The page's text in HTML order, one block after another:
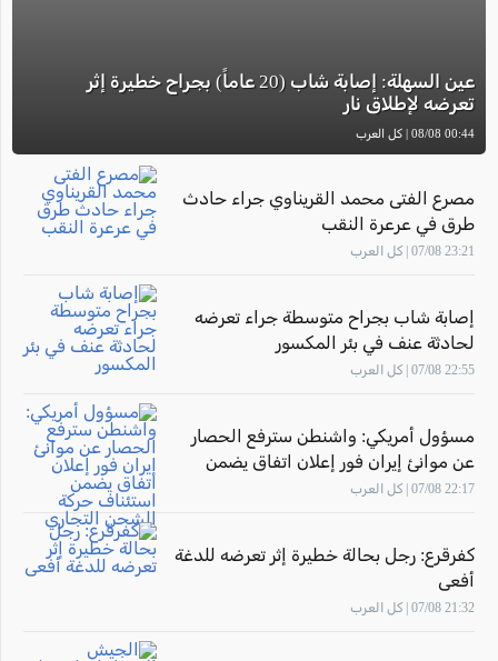
عين السهلة: إصابة شاب (20 عاماً) بجراح خطيرة إثر
تعرضه لإطلاق نار
00:44 08/08 | كل العرب
مصرع الفتى محمد القريناوي جراء حادث
طرق في عرعرة النقب
23:21 07/08 | كل العرب
إصابة شاب بجراح متوسطة جراء تعرضه
لحادثة عنف في بئر المكسور
22:55 07/08 | كل العرب
مسؤول أمريكي: واشنطن سترفع الحصار
عن موانئ إيران فور إعلان اتفاق يضمن
استئناف حركة الشحن التجاري
22:17 07/08 | كل العرب
كفرقرع: رجل بحالة خطيرة إثر تعرضه للدغة
أفعى
21:32 07/08 | كل العرب